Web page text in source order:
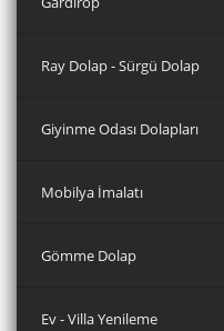
Ray Dolap - Sürgü Dolap
Giyinme Odası Dolapları
Mobilya İmalatı
Gömme Dolap
Ev - Villa Yenileme